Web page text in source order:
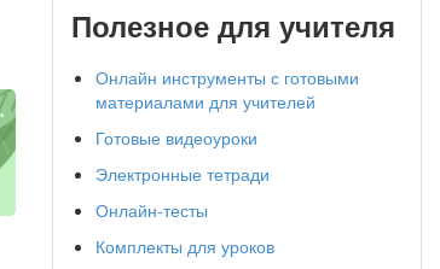
Полезное для учителя
Онлайн инструменты с готовыми
материалами для учителей
Готовые видеоуроки
Электронные тетради
Онлайн-тесты
Комплекты для уроков